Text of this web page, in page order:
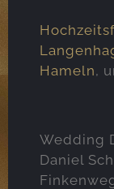
Hameln,
Wedding
Daniel